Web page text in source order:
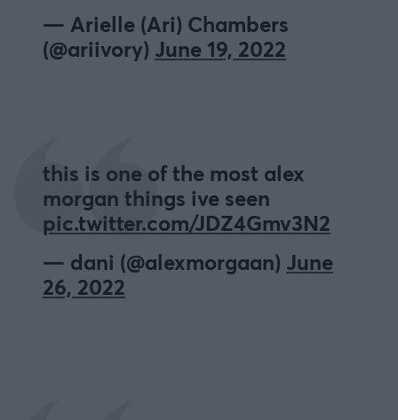
— Arielle (Ari) Chambers
(@ariivory) June 19, 2022
this is one of the most alex
morgan things ive seen
pic.twitter.com/JDZ4Gmv3N2
— dani (@alexmorgaan) June
26, 2022